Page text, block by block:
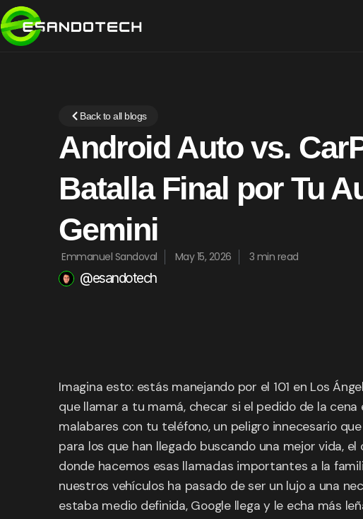
Back to all blogs
Android Auto vs.
Batalla Final por Tu
Gemini
Emmanuel Sandoval May 15, 2026 3 min read
@esandotech
Imagina esto: estás manejando por el 101 en Los
que llamar a tu mamá, checar si el pedido de la
malabares con tu teléfono, un peligro innecesario
para los que han llegado buscando una mejor vida,
donde hacemos esas llamadas importantes a la
nuestros vehículos ha pasado de ser un lujo a una
estaba medio definida, Google llega y le echa más